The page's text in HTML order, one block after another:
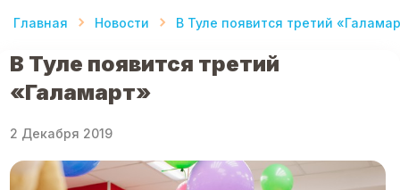
Главная Новости В Туле появится третий
В Туле появится третий
«Галамарт»
2 Декабря 2019